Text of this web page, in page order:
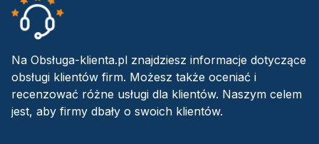
Na Obsługa-klienta.pl znajdziesz informacje dotyczące
obsługi klientów firm. Możesz także oceniać i
recenzować różne usługi dla klientów. Naszym celem
jest, aby firmy dbały o swoich klientów.